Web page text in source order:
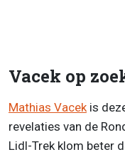
Vacek op
Mathias Vacekis
revelaties van de
Lidl-Trek klom beter